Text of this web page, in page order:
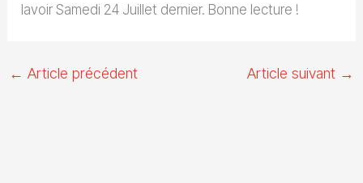
lavoir Samedi 24 Juillet dernier. Bonne lecture !
← Article précédent Article suivant →